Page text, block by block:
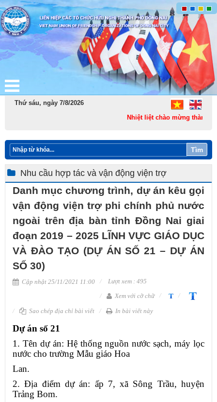
Thứ sáu, ngày 7/8/2026
Nhiệt liệt chào mừng thành lập
Tìm
Nhu cầu hợp tác và vận động viện trợ
Danh mục chương trình, dự án kêu gọi
vận động viện trợ phi chính phủ nước
ngoài trên địa bàn tỉnh Đồng Nai giai
đoạn 2019 – 2025 LĨNH VỰC GIÁO DỤC
VÀ ĐÀO TẠO (DỰ ÁN SỐ 21 – DỰ ÁN
SỐ 30)
Cập nhật 25/11/2021 11:00
Lượt xem : 495
Xem với cỡ chữ
Sao chép địa chỉ bài viết In bài viết này
Dự án số 21
1. Tên dự án: Hệ thống nguồn nước sạch, máy lọc
nước cho trường Mẫu giáo Hoa
Lan.
2. Địa điểm dự án: ấp 7, xã Sông Trầu, huyện
Trảng Bom.